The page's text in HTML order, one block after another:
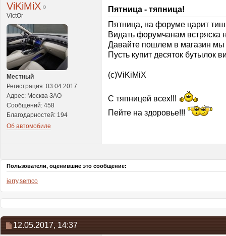
ViKiMiX
VictOr
Местный
Регистрация: 03.04.2017
Адрес: Москва ЗАО
Сообщений: 458
Благодарностей: 194
Об автомобиле
Пятница - тяпница!
Пятница, на форуме царит
Видать форумчанам встряска
Давайте пошлем в магазин мы
Пусть купит десяток бутылок
(c)ViKiMiX
С тяпницей всех!!!
Пейте на здоровье!!!
Пользователи, оценившие это сообщение:
jerry,semco
12.05.2017, 14:37